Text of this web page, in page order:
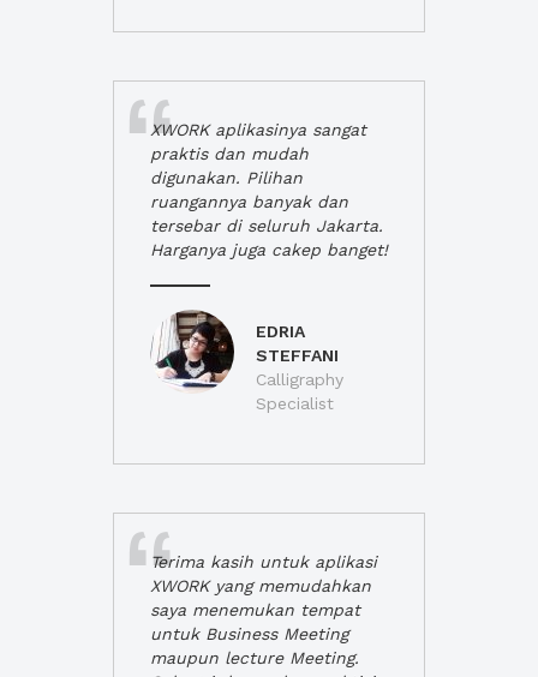
XWORK aplikasinya sangat
praktis dan mudah
digunakan. Pilihan
ruangannya banyak dan
tersebar di seluruh Jakarta.
Harganya juga cakep banget!
EDRIA
STEFFANI
Calligraphy
Specialist
Terima kasih untuk aplikasi
XWORK yang memudahkan
saya menemukan tempat
untuk Business Meeting
maupun lecture Meeting.